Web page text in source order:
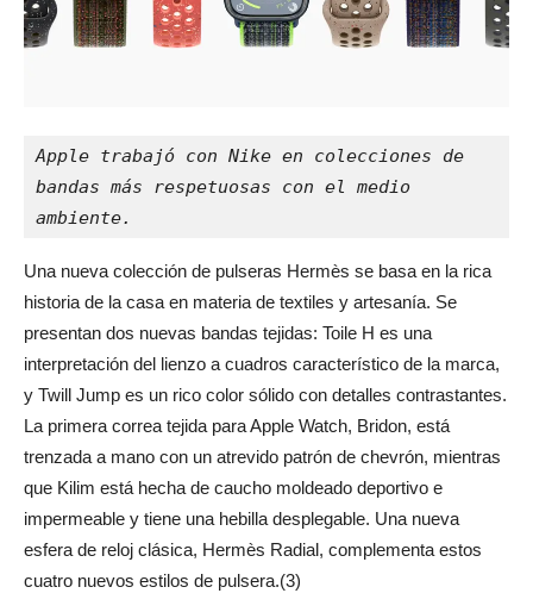
Apple trabajó con Nike en colecciones de
bandas más respetuosas con el medio
ambiente.
Una nueva colección de pulseras Hermès se basa en la rica
historia de la casa en materia de textiles y artesanía. Se
presentan dos nuevas bandas tejidas: Toile H es una
interpretación del lienzo a cuadros característico de la marca,
y Twill Jump es un rico color sólido con detalles contrastantes.
La primera correa tejida para Apple Watch, Bridon, está
trenzada a mano con un atrevido patrón de chevrón, mientras
que Kilim está hecha de caucho moldeado deportivo e
impermeable y tiene una hebilla desplegable. Una nueva
esfera de reloj clásica, Hermès Radial, complementa estos
cuatro nuevos estilos de pulsera.(3)